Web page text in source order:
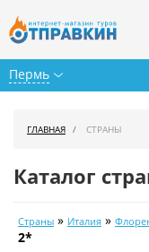
Пермь
Календарь туров
ГЛАВНАЯ СТРАНЫ
Каталог
Страны » Италия »
2*